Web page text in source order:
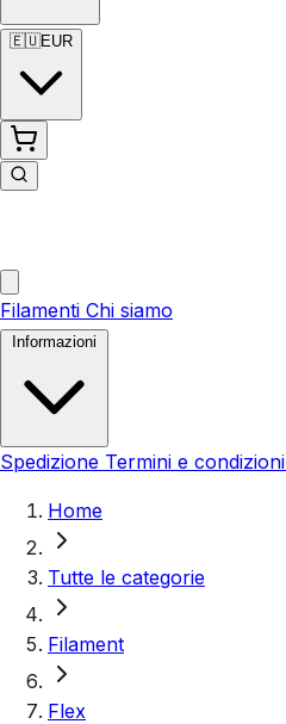
🇪🇺EUR
Filamenti Chi siamo
Spedizione Termini e condizioni
Home
Tutte le categorie
Filament
Flex